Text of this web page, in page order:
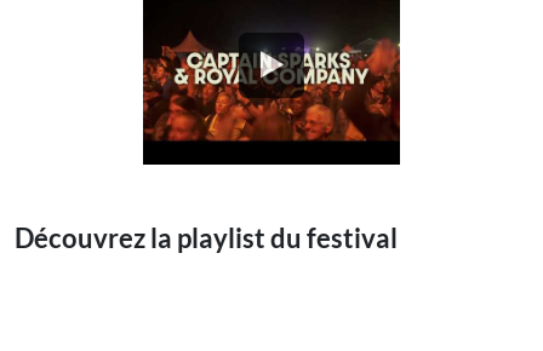
Découvrez la playlist du festival